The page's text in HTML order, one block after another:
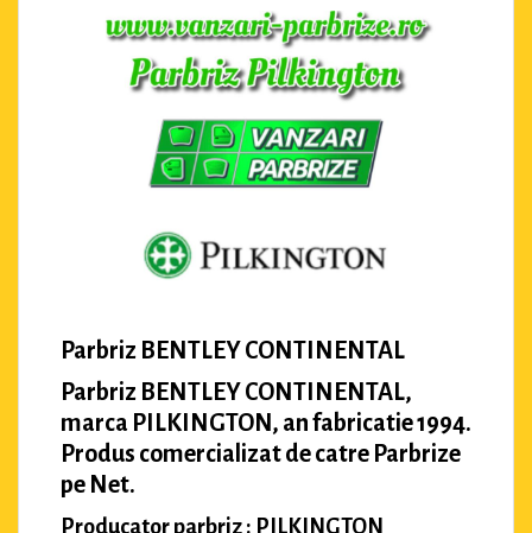
Parbriz BENTLEY CONTINENTAL
Parbriz BENTLEY CONTINENTAL,
marca PILKINGTON, an fabricatie 1994.
Produs comercializat de catre Parbrize
pe Net.
Producator parbriz : PILKINGTON